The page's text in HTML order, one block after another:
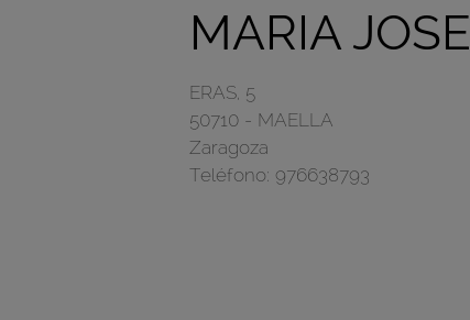
MARIA JOSE
ERAS, 5
50710 - MAELLA
Zaragoza
Teléfono: 976638793